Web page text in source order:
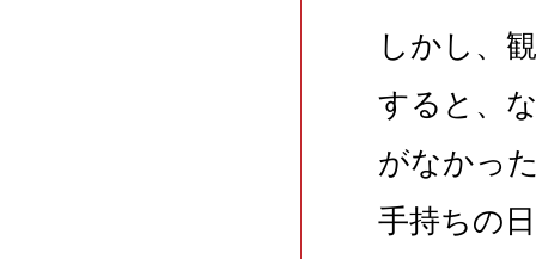
しかし、
すると、
がなかっ
手持ちの